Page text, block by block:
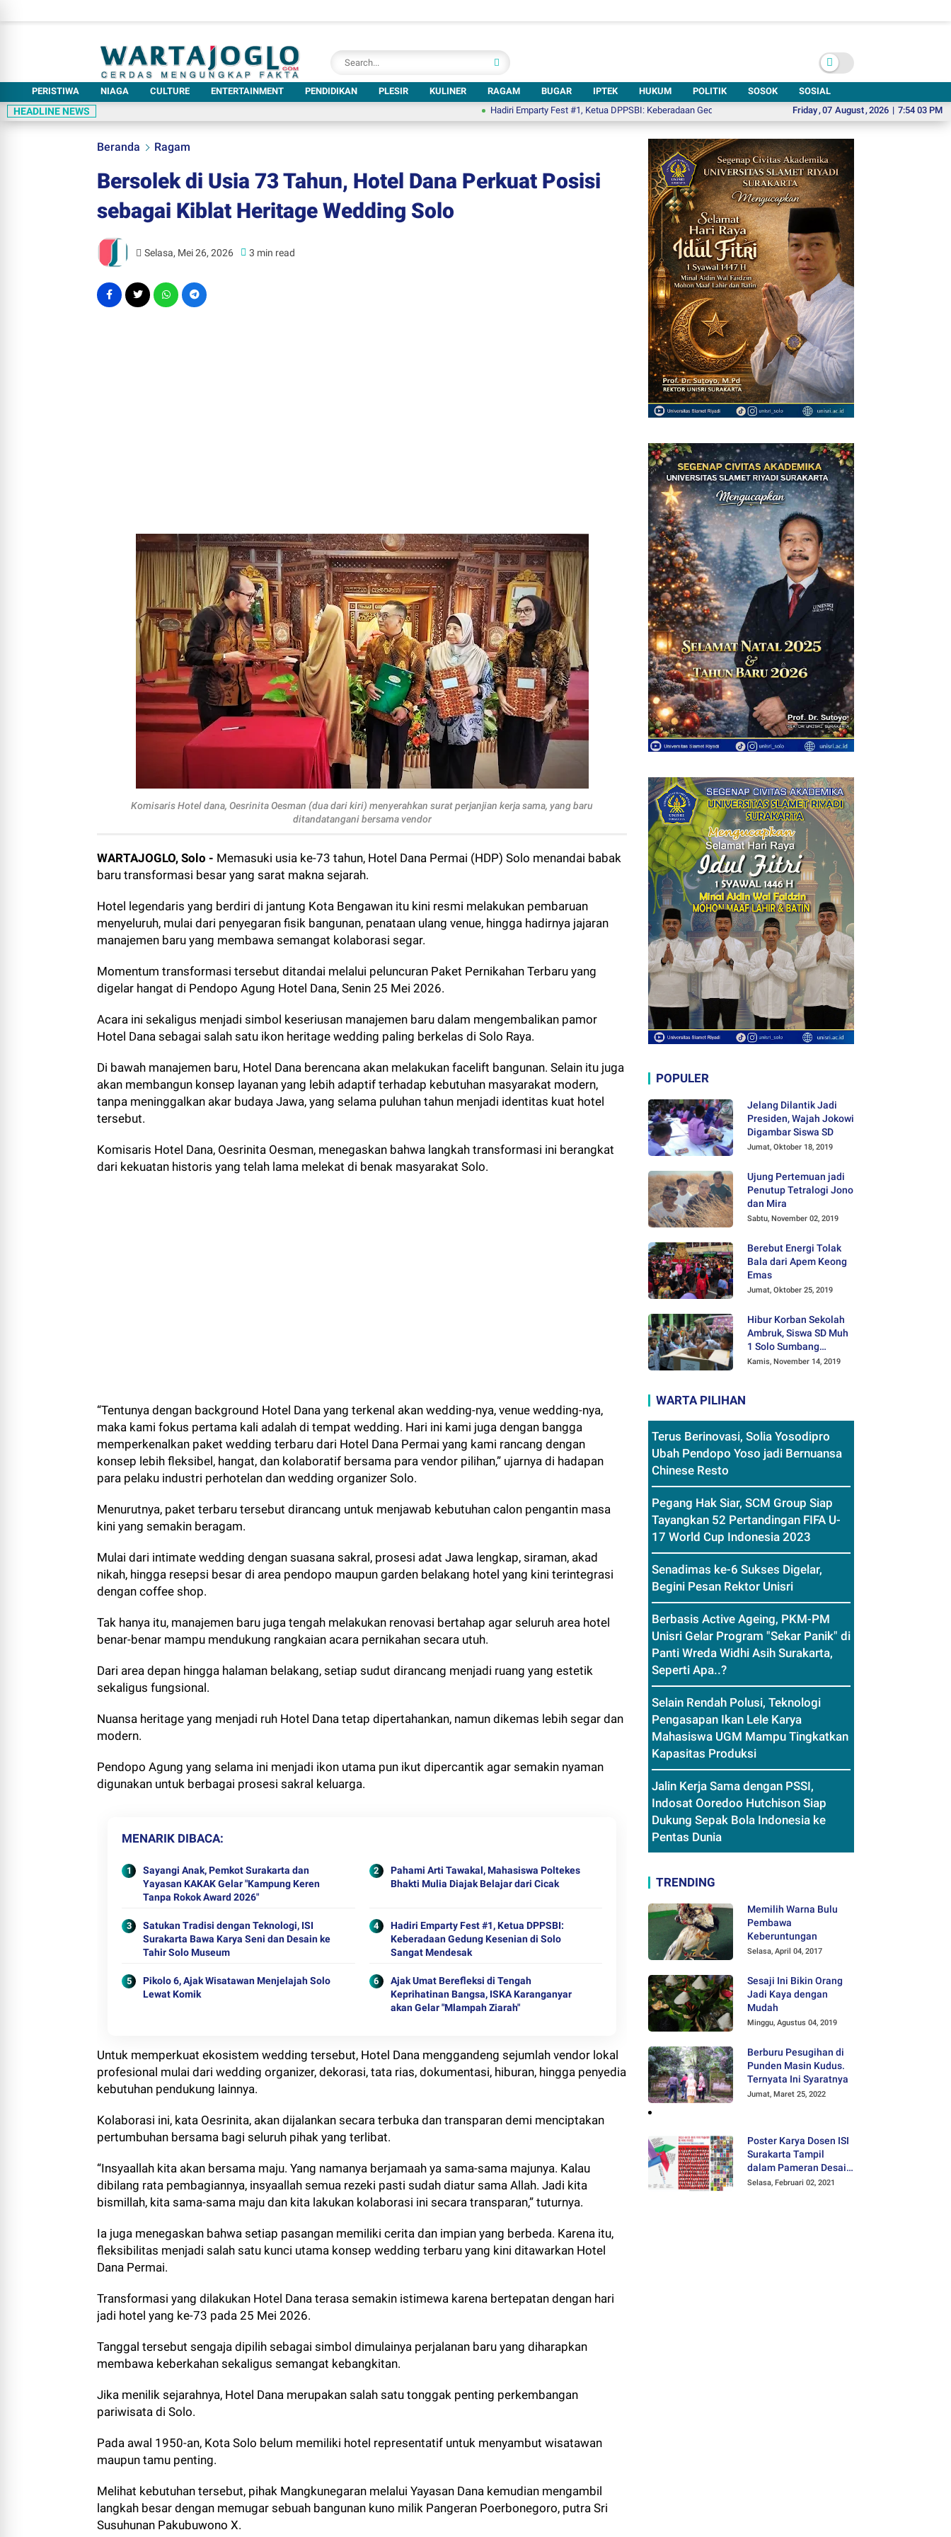
PERISTIWA NIAGA CULTURE ENTERTAINMENT PENDIDIKAN PLESIR KULINER RAGAM BUGAR IPTEK HUKUM POLITIK SOSOK
SOSIAL
Friday,07 August,2026 | 7:54 05 PM
HEADLINE NEWS Hadiri Emparty Fest #1, Ketua DPPSBI: Keberadaan Gedung Kesenian di Solo Sangat Mendesak Pikolo 6, Ajak
Beranda Ragam
Bersolek di Usia 73 Tahun, Hotel Dana Perkuat Posisi
sebagai Kiblat Heritage Wedding Solo
Selasa, Mei 26, 2026 3 min read
Komisaris Hotel dana, Oesrinita Oesman (dua dari kiri) menyerahkan surat perjanjian kerja sama, yang baru
ditandatangani bersama vendor
WARTAJOGLO, Solo - Memasuki usia ke-73 tahun, Hotel Dana Permai (HDP) Solo menandai babak
baru transformasi besar yang sarat makna sejarah.
Hotel legendaris yang berdiri di jantung Kota Bengawan itu kini resmi melakukan pembaruan
menyeluruh, mulai dari penyegaran fisik bangunan, penataan ulang venue, hingga hadirnya jajaran
manajemen baru yang membawa semangat kolaborasi segar.
Momentum transformasi tersebut ditandai melalui peluncuran Paket Pernikahan Terbaru yang
digelar hangat di Pendopo Agung Hotel Dana, Senin 25 Mei 2026.
Acara ini sekaligus menjadi simbol keseriusan manajemen baru dalam mengembalikan pamor
Hotel Dana sebagai salah satu ikon heritage wedding paling berkelas di Solo Raya.
Di bawah manajemen baru, Hotel Dana berencana akan melakukan facelift bangunan. Selain itu juga
akan membangun konsep layanan yang lebih adaptif terhadap kebutuhan masyarakat modern,
tanpa meninggalkan akar budaya Jawa, yang selama puluhan tahun menjadi identitas kuat hotel
tersebut.
Komisaris Hotel Dana, Oesrinita Oesman, menegaskan bahwa langkah transformasi ini berangkat
dari kekuatan historis yang telah lama melekat di benak masyarakat Solo.
“Tentunya dengan background Hotel Dana yang terkenal akan wedding-nya, venue wedding-nya,
maka kami fokus pertama kali adalah di tempat wedding. Hari ini kami juga dengan bangga
memperkenalkan paket wedding terbaru dari Hotel Dana Permai yang kami rancang dengan
konsep lebih fleksibel, hangat, dan kolaboratif bersama para vendor pilihan,” ujarnya di hadapan
para pelaku industri perhotelan dan wedding organizer Solo.
Menurutnya, paket terbaru tersebut dirancang untuk menjawab kebutuhan calon pengantin masa
kini yang semakin beragam.
Mulai dari intimate wedding dengan suasana sakral, prosesi adat Jawa lengkap, siraman, akad
nikah, hingga resepsi besar di area pendopo maupun garden belakang hotel yang kini terintegrasi
dengan coffee shop.
Tak hanya itu, manajemen baru juga tengah melakukan renovasi bertahap agar seluruh area hotel
benar-benar mampu mendukung rangkaian acara pernikahan secara utuh.
Dari area depan hingga halaman belakang, setiap sudut dirancang menjadi ruang yang estetik
sekaligus fungsional.
Nuansa heritage yang menjadi ruh Hotel Dana tetap dipertahankan, namun dikemas lebih segar dan
modern.
Pendopo Agung yang selama ini menjadi ikon utama pun ikut dipercantik agar semakin nyaman
digunakan untuk berbagai prosesi sakral keluarga.
MENARIK DIBACA
Sayangi Anak, Pemkot Surakarta dan
Yayasan KAKAK Gelar "Kampung Keren
Tanpa Rokok Award 2026"
Pahami Arti Tawakal, Mahasiswa Poltekes
Bhakti Mulia Diajak Belajar dari Cicak
Satukan Tradisi dengan Teknologi, ISI
Surakarta Bawa Karya Seni dan Desain ke
Tahir Solo Museum
Hadiri Emparty Fest #1, Ketua DPPSBI:
Keberadaan Gedung Kesenian di Solo
Sangat Mendesak
Pikolo 6, Ajak Wisatawan Menjelajah Solo
Lewat Komik
Ajak Umat Berefleksi di Tengah
Keprihatinan Bangsa, ISKA Karanganyar
akan Gelar "Mlampah Ziarah"
Untuk memperkuat ekosistem wedding tersebut, Hotel Dana menggandeng sejumlah vendor lokal
profesional mulai dari wedding organizer, dekorasi, tata rias, dokumentasi, hiburan, hingga penyedia
kebutuhan pendukung lainnya.
Kolaborasi ini, kata Oesrinita, akan dijalankan secara terbuka dan transparan demi menciptakan
pertumbuhan bersama bagi seluruh pihak yang terlibat.
“Insyaallah kita akan bersama maju. Yang namanya berjamaah ya sama-sama majunya. Kalau
dibilang rata pembagiannya, insyaallah semua rezeki pasti sudah diatur sama Allah. Jadi kita
bismillah, kita sama-sama maju dan kita lakukan kolaborasi ini secara transparan,” tuturnya.
Ia juga menegaskan bahwa setiap pasangan memiliki cerita dan impian yang berbeda. Karena itu,
fleksibilitas menjadi salah satu kunci utama konsep wedding terbaru yang kini ditawarkan Hotel
Dana Permai.
Transformasi yang dilakukan Hotel Dana terasa semakin istimewa karena bertepatan dengan hari
jadi hotel yang ke-73 pada 25 Mei 2026.
Tanggal tersebut sengaja dipilih sebagai simbol dimulainya perjalanan baru yang diharapkan
membawa keberkahan sekaligus semangat kebangkitan.
Jika menilik sejarahnya, Hotel Dana merupakan salah satu tonggak penting perkembangan
pariwisata di Solo.
Pada awal 1950-an, Kota Solo belum memiliki hotel representatif untuk menyambut wisatawan
maupun tamu penting.
Melihat kebutuhan tersebut, pihak Mangkunegaran melalui Yayasan Dana kemudian mengambil
langkah besar dengan memugar sebuah bangunan kuno milik Pangeran Poerbonegoro, putra Sri
Susuhunan Pakubuwono X.
POPULER
Jelang Dilantik Jadi
Presiden, Wajah Jokowi
Digambar Siswa SD
Jumat, Oktober 18, 2019
Ujung Pertemuan jadi
Penutup Tetralogi Jono
dan Mira
Sabtu, November 02, 2019
Berebut Energi Tolak
Bala dari Apem Keong
Emas
Jumat, Oktober 25, 2019
Hibur Korban Sekolah
Ambruk, Siswa SD Muh
1 Solo Sumbang
Mainan Othok-othok
Kamis, November 14, 2019
WARTA PILIHAN
Terus Berinovasi, Solia Yosodipro
Ubah Pendopo Yoso jadi Bernuansa
Chinese Resto
Pegang Hak Siar, SCM Group Siap
Tayangkan 52 Pertandingan FIFA U-
17 World Cup Indonesia 2023
Senadimas ke-6 Sukses Digelar,
Begini Pesan Rektor Unisri
Berbasis Active Ageing, PKM-PM
Unisri Gelar Program "Sekar Panik" di
Panti Wreda Widhi Asih Surakarta,
Seperti Apa..?
Selain Rendah Polusi, Teknologi
Pengasapan Ikan Lele Karya
Mahasiswa UGM Mampu Tingkatkan
Kapasitas Produksi
Jalin Kerja Sama dengan PSSI,
Indosat Ooredoo Hutchison Siap
Dukung Sepak Bola Indonesia ke
Pentas Dunia
TRENDING
Memilih Warna Bulu
Pembawa
Keberuntungan
Selasa, April 04, 2017
Sesaji Ini Bikin Orang
Jadi Kaya dengan
Mudah
Minggu, Agustus 04, 2019
Berburu Pesugihan di
Punden Masin Kudus.
Ternyata Ini Syaratnya
Jumat, Maret 25, 2022
Poster Karya Dosen ISI
Surakarta Tampil
dalam Pameran Desain
Poster Internasional
Selasa, Februari 02, 2021